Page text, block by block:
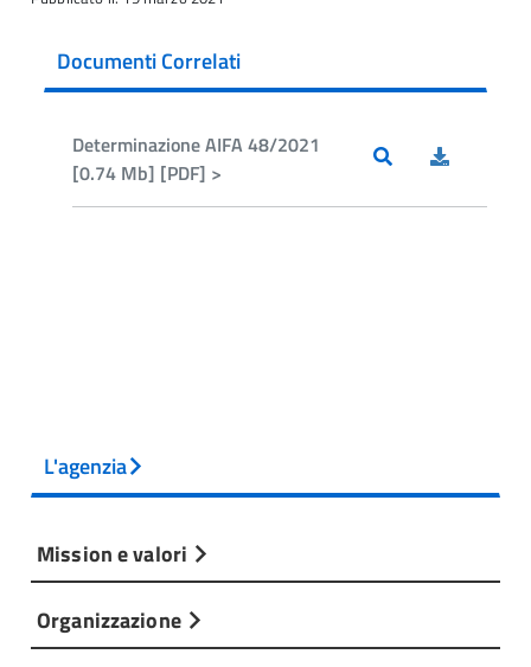
Documenti Correlati
Determinazione AIFA 48/2021
[0.74 Mb] [PDF] >
L'agenzia
Mission e valori
Organizzazione